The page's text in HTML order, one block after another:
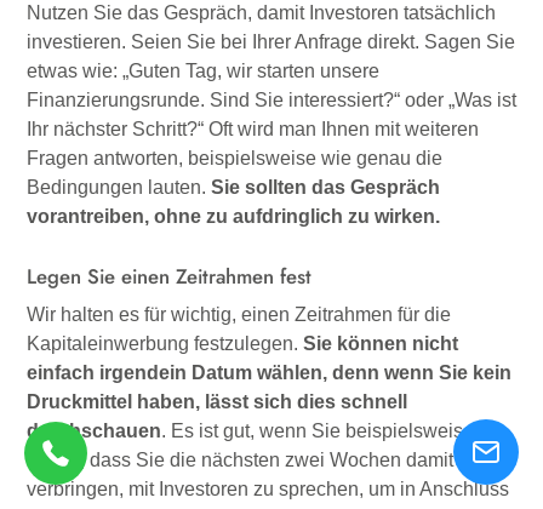
Nutzen Sie das Gespräch, damit Investoren tatsächlich
investieren. Seien Sie bei Ihrer Anfrage direkt. Sagen Sie
etwas wie: „Guten Tag, wir starten unsere
Finanzierungsrunde. Sind Sie interessiert?“ oder „Was ist
Ihr nächster Schritt?“ Oft wird man Ihnen mit weiteren
Fragen antworten, beispielsweise wie genau die
Bedingungen lauten. Sie sollten das Gespräch
vorantreiben, ohne zu aufdringlich zu wirken.
Legen Sie einen Zeitrahmen fest
Wir halten es für wichtig, einen Zeitrahmen für die
Kapitaleinwerbung festzulegen. Sie können nicht
einfach irgendein Datum wählen, denn wenn Sie kein
Druckmittel haben, lässt sich dies schnell
durchschauen. Es ist gut, wenn Sie beispielsweise
sagen, dass Sie die nächsten zwei Wochen damit
verbringen, mit Investoren zu sprechen, um in Anschluss